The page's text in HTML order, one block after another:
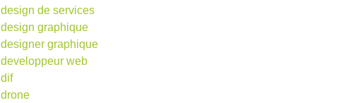
design de services
design graphique
designer graphique
developpeur web
dif
drone